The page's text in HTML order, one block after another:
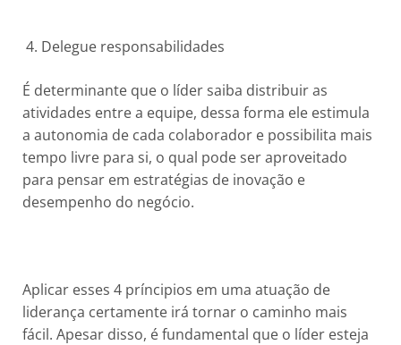
4. Delegue responsabilidades
É determinante que o líder saiba distribuir as
atividades entre a equipe, dessa forma ele estimula
a autonomia de cada colaborador e possibilita mais
tempo livre para si, o qual pode ser aproveitado
para pensar em estratégias de inovação e
desempenho do negócio.
Aplicar esses 4 príncipios em uma atuação de
liderança certamente irá tornar o caminho mais
fácil. Apesar disso, é fundamental que o líder esteja